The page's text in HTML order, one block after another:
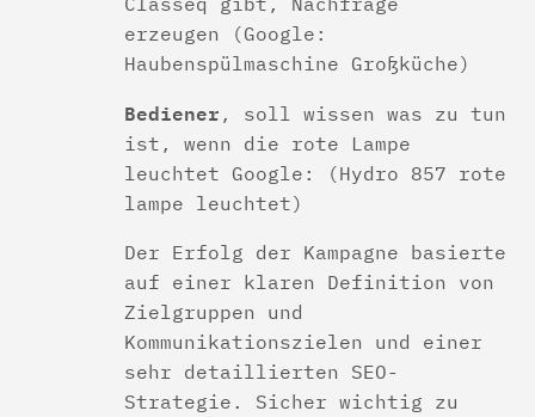
erzeugen (Google:
Haubenspülmaschine Großküche)
Bediener , soll wissen was zu tun
ist, wenn die rote Lampe
leuchtet Google: (Hydro 857 rote
lampe leuchtet)
Der Erfolg der Kampagne basierte
auf einer klaren Definition von
Zielgruppen und
Kommunikationszielen und einer
sehr detaillierten SEO-
Strategie. Sicher wichtig zu